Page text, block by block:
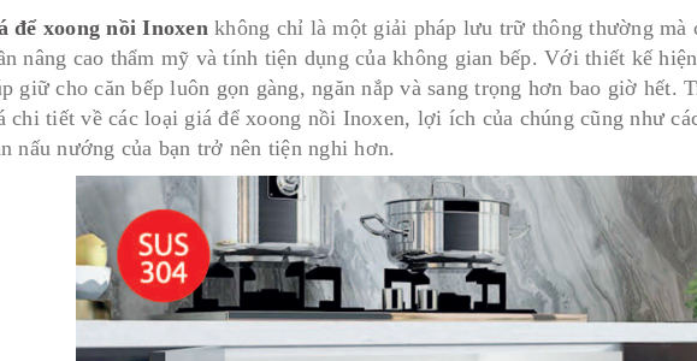
để xoong nồi Inoxenkhông chỉ là một giải pháp lưu trữ thông thường mà
nâng cao thẩm mỹ và tính tiện dụng của không gian bếp. Với thiết kế
giữ cho căn bếp luôn gọn gàng, ngăn nắp và sang trọng hơn bao giờ hết.
chi tiết về các loại giá để xoong nồi Inoxen, lợi ích của chúng cũng như
nấu nướng của bạn trở nên tiện nghi hơn.